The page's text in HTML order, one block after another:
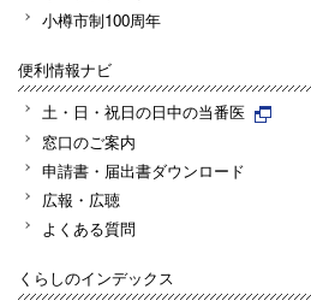
小樽市制100周年
便利情報ナビ
土・日・祝日の日中の当番医
窓口のご案内
申請書・届出書ダウンロード
広報・広聴
よくある質問
くらしのインデックス